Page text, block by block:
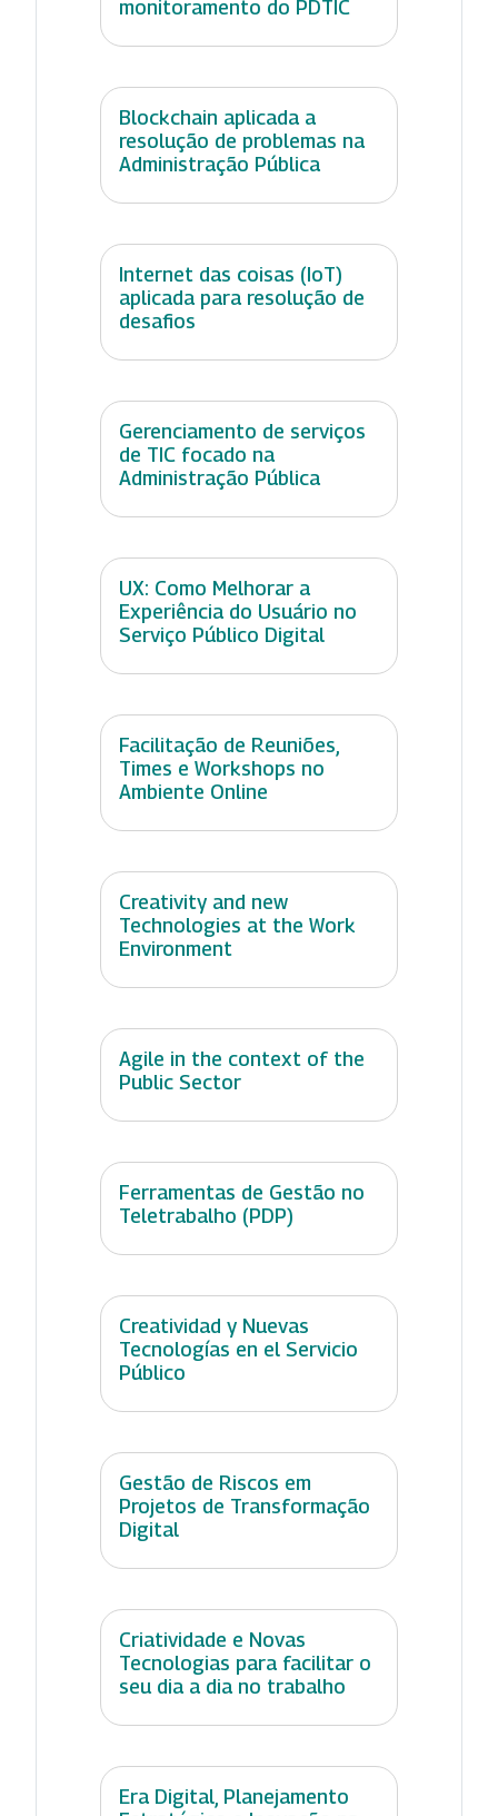
monitoramento do PDTIC
Blockchain aplicada a
resolução de problemas na
Administração Pública
Internet das coisas (IoT)
aplicada para resolução de
desafios
Gerenciamento de serviços
de TIC focado na
Administração Pública
UX: Como Melhorar a
Experiência do Usuário no
Serviço Público Digital
Facilitação de Reuniões,
Times e Workshops no
Ambiente Online
Creativity and new
Technologies at the Work
Environment
Agile in the context of the
Public Sector
Ferramentas de Gestão no
Teletrabalho (PDP)
Creatividad y Nuevas
Tecnologías en el Servicio
Público
Gestão de Riscos em
Projetos de Transformação
Digital
Criatividade e Novas
Tecnologias para facilitar o
seu dia a dia no trabalho
Era Digital, Planejamento